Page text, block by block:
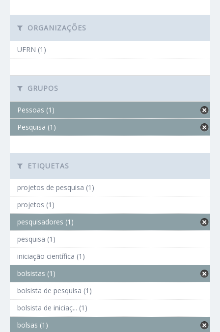
ORGANIZAÇÕES
UFRN (1)
GRUPOS
Pessoas (1)
Pesquisa (1)
ETIQUETAS
projetos de pesquisa (1)
projetos (1)
pesquisadores (1)
pesquisa (1)
iniciação científica (1)
bolsistas (1)
bolsista de pesquisa (1)
bolsista de iniciaç... (1)
bolsas (1)